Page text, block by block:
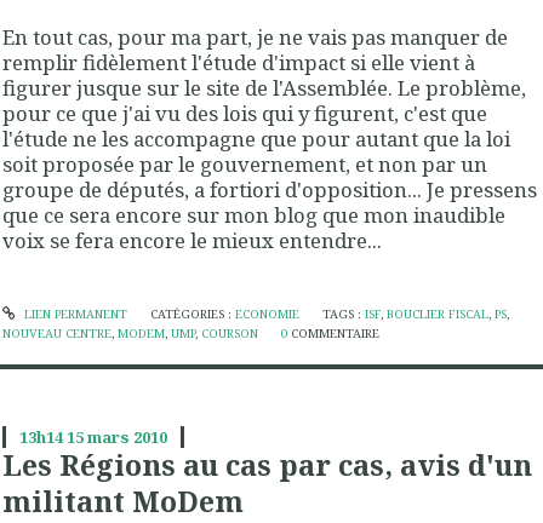
En tout cas, pour ma part, je ne vais pas manquer de
remplir fidèlement l'étude d'impact si elle vient à
figurer jusque sur le site de l'Assemblée. Le problème,
pour ce que j'ai vu des lois qui y figurent, c'est que
l'étude ne les accompagne que pour autant que la loi
soit proposée par le gouvernement, et non par un
groupe de députés, a fortiori d'opposition... Je pressens
que ce sera encore sur mon blog que mon inaudible
voix se fera encore le mieux entendre...
LIEN PERMANENT CATÉGORIES : ECONOMIE TAGS :ISF,BOUCLIER FISCAL,PS,
NOUVEAU CENTRE, MODEM, UMP, COURSON 0 COMMENTAIRE
13h1415mars 2010
Les Régions au cas par cas, avis d'un
militant MoDem